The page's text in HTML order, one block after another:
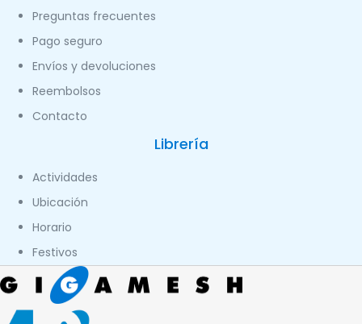
Preguntas frecuentes
Pago seguro
Envíos y devoluciones
Reembolsos
Contacto
Librería
Actividades
Ubicación
Horario
Festivos